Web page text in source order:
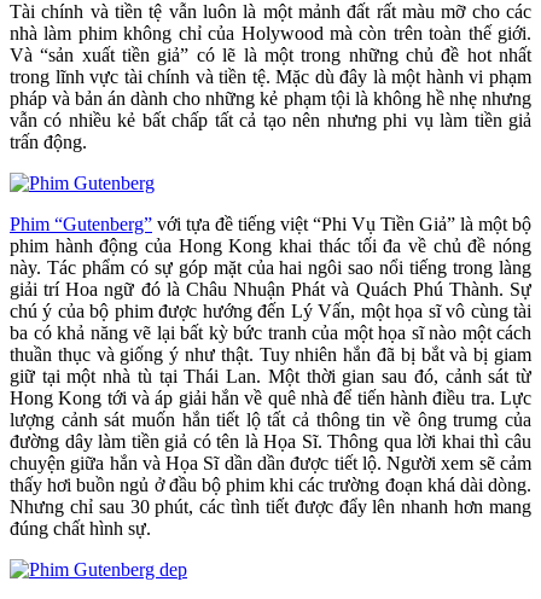
Tài chính và tiền tệ vẫn luôn là một mảnh đất rất màu mỡ cho các
nhà làm phim không chỉ của Holywood mà còn trên toàn thế giới.
Và “sản xuất tiền giả” có lẽ là một trong những chủ đề hot nhất
trong lĩnh vực tài chính và tiền tệ. Mặc dù đây là một hành vi phạm
pháp và bản án dành cho những kẻ phạm tội là không hề nhẹ nhưng
vẫn có nhiều kẻ bất chấp tất cả tạo nên nhưng phi vụ làm tiền giả
trấn động.
Phim “Gutenberg” với tựa đề tiếng việt “Phi Vụ Tiền Giả” là một bộ
phim hành động của Hong Kong khai thác tối đa về chủ đề nóng
này. Tác phẩm có sự góp mặt của hai ngôi sao nổi tiếng trong làng
giải trí Hoa ngữ đó là Châu Nhuận Phát và Quách Phú Thành. Sự
chú ý của bộ phim được hướng đến Lý Vấn, một họa sĩ vô cùng tài
ba có khả năng vẽ lại bất kỳ bức tranh của một họa sĩ nào một cách
thuần thục và giống ý như thật. Tuy nhiên hắn đã bị bắt và bị giam
giữ tại một nhà tù tại Thái Lan. Một thời gian sau đó, cảnh sát từ
Hong Kong tới và áp giải hắn về quê nhà để tiến hành điều tra. Lực
lượng cảnh sát muốn hắn tiết lộ tất cả thông tin về ông trumg của
đường dây làm tiền giả có tên là Họa Sĩ. Thông qua lời khai thì câu
chuyện giữa hắn và Họa Sĩ dần dần được tiết lộ. Người xem sẽ cảm
thấy hơi buồn ngủ ở đầu bộ phim khi các trường đoạn khá dài dòng.
Nhưng chỉ sau 30 phút, các tình tiết được đẩy lên nhanh hơn mang
đúng chất hình sự.